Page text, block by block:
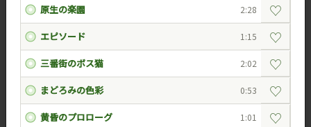
原生の楽園 2:28 ♡
エピソード 1:15 ♡
三番街のボス猫 2:02 ♡
まどろみの色彩 0:53 ♡
黄昏のプロローグ 1:01 ♡